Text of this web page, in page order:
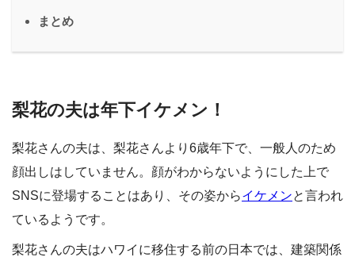
まとめ
梨花の夫は年下イケメン！
梨花さんの夫は、梨花さんより6歳年下で、一般人のため
顔出しはしていません。顔がわからないようにした上で
SNSに登場することはあり、その姿からイケメンと言われ
ているようです。
梨花さんの夫はハワイに移住する前の日本では、建築関係